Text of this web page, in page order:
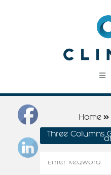
Home
Three Columns